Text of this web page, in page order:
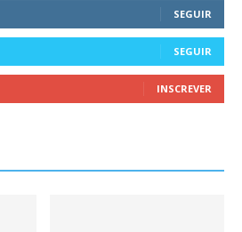
SEGUIR
SEGUIR
INSCREVER